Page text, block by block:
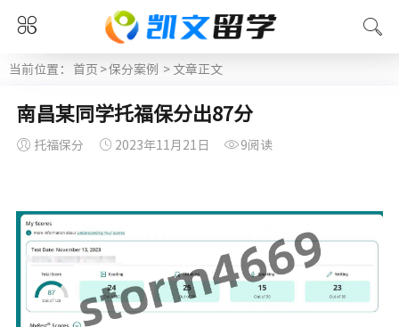
当前位置： 首页 >保分案例 > 文章正文
南昌某同学托福保分出87分
托福保分 2023年11月21日 9阅读